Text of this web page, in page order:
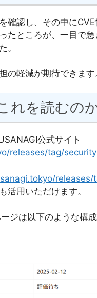
確認し、その中に
たところが、一目で
。
の軽減が期待できます
れを読むの
公式サイト
releases/tag/
活用いただけます。
ジは以下のような構成